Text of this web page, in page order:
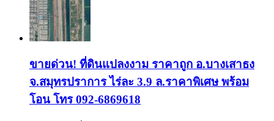
ขายด่วน! ที่ดินแปลงงาม ราคาถูก อ.บางเสาธง
จ.สมุทรปราการ ไร่ละ 3.9 ล.ราคาพิเศษ พร้อม
โอน โทร 092-6869618